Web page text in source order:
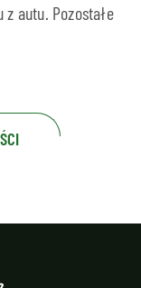
autu. Pozostałe